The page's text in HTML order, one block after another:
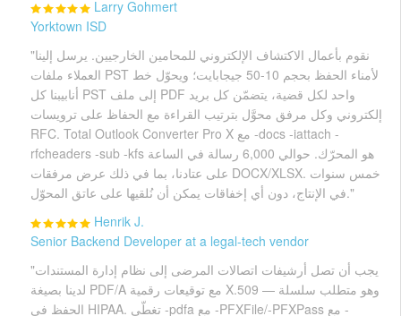
Larry Gohmert
Yorktown ISD
"نقوم بأعمال الاكتشاف الإلكتروني للمحامين الخارجيين. يرسل إلينا
العملاء ملفات PST لأمناء الحفظ بحجم 10-50 جيجابايت؛ ويحوّل خط
أنابيبنا كل PST إلى ملف PDF واحد لكل قضية، يتضمّن كل بريد
إلكتروني وكل مرفق محوَّل بترتيب القراءة مع الحفاظ على ترويسات
RFC. Total Outlook Converter Pro X مع -docs -iattach -
rfcheaders -sub -kfs هو المحرّك. حوالي 6,000 رسالة في الساعة
على عتادنا، بما في ذلك عرض مرفقات DOCX/XLSX. خمس سنوات
في الإنتاج، دون أي إخفاقات يمكن أن نُلقيها على عاتق المحوّل."
Henrik J.
Senior Backend Developer at a legal-tech vendor
"يجب أن تصل أرشيفات اتصالات المرضى إلى نظام إدارة المستندات
لدينا بصيغة PDF/A مع توقيعات رقمية X.509 — وهو متطلب سلسلة
الحفظ في HIPAA. تغطّي -pdfa مع -PFXFile/-PFXPass مع -